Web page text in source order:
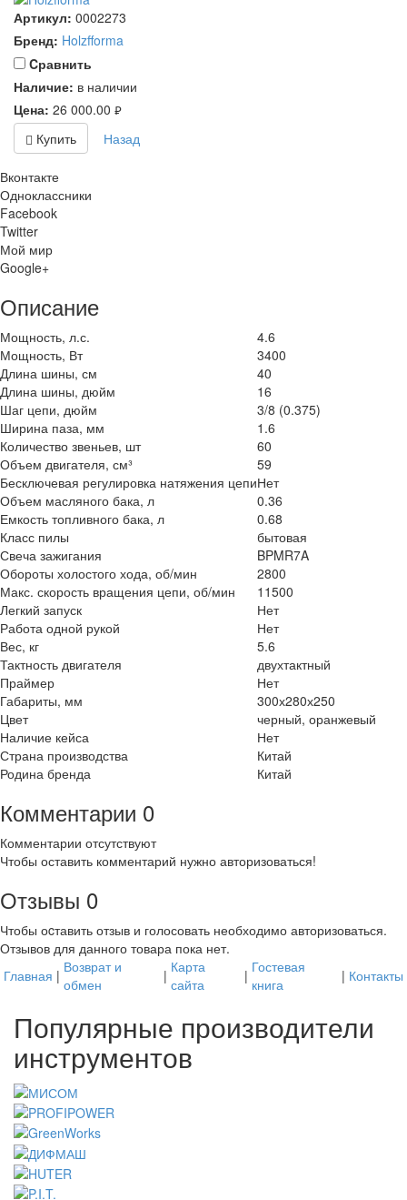
Артикул: 0002273
Бренд: Holzfforma
Cравнить
Наличие: в наличии
Цена: 26 000.00 руб.
Купить Назад
Вконтакте
Одноклассники
Facebook
Twitter
Мой мир
Google+
Описание
Мощность, л.с.
4.6
Мощность, Вт
3400
Длина шины, см
40
Длина шины, дюйм
16
Шаг цепи, дюйм
3/8 (0.375)
Ширина паза, мм
1.6
Количество звеньев, шт
60
Объем двигателя, см³
59
Бесключевая регулировка натяжения цепиНет
Объем масляного бака, л
0.36
Емкость топливного бака, л
0.68
Класс пилы
бытовая
Свеча зажигания
BPMR7A
Обороты холостого хода, об/мин
2800
Макс. скорость вращения цепи, об/мин
11500
Легкий запуск
Нет
Работа одной рукой
Нет
Вес, кг
5.6
Тактность двигателя
двухтактный
Праймер
Нет
Габариты, мм
300х280х250
Цвет
черный, оранжевый
Наличие кейса
Нет
Страна производства
Китай
Родина бренда
Китай
Комментарии 0
Комментарии отсутствуют
Чтобы оставить комментарий нужно авторизоваться!
Отзывы 0
Чтобы оcтавить отзыв и голосовать необходимо авторизоваться.
Отзывов для данного товара пока нет.
Главная | Возврат и
обмен
| Карта
сайта
| Гостевая
книга
| Контакты
Популярные производители
инструментов